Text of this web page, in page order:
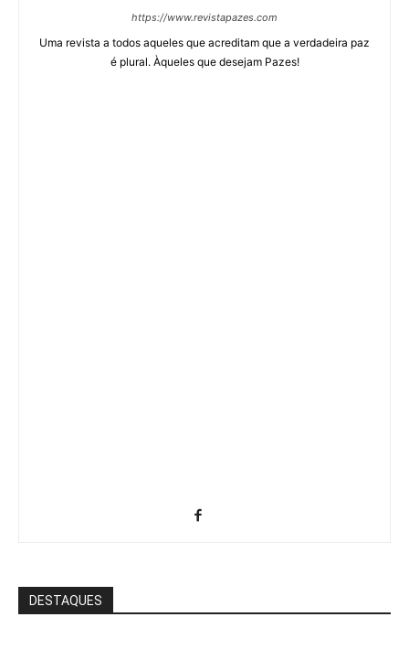
https://www.revistapazes.com
Uma revista a todos aqueles que acreditam que a verdadeira paz
é plural. Àqueles que desejam Pazes!
DESTAQUES